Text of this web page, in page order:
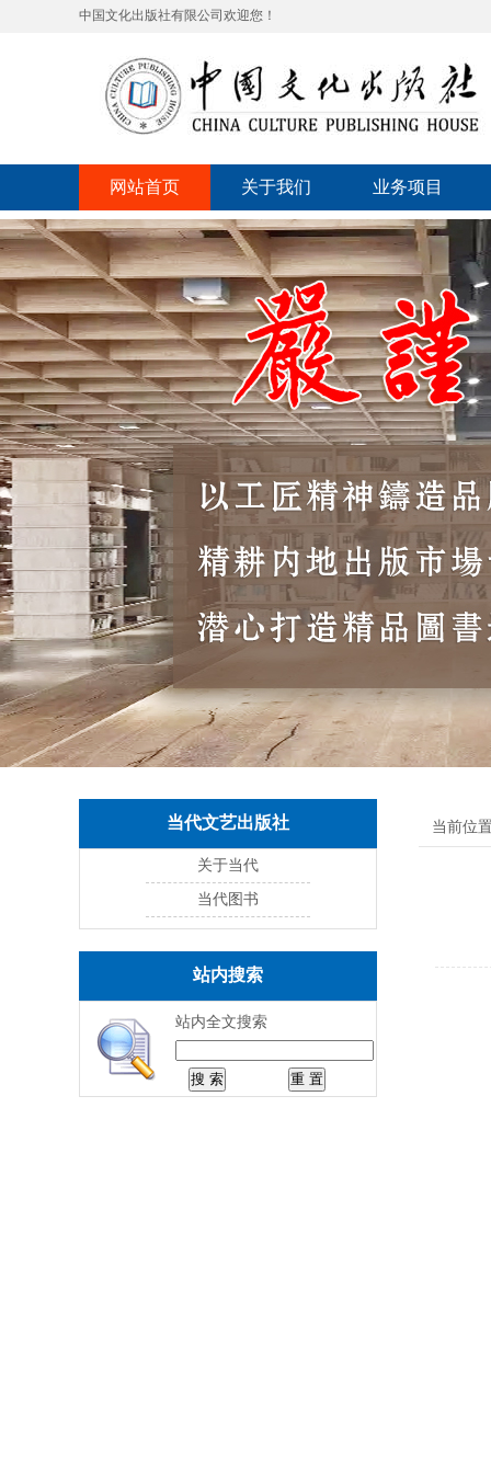
中国文化出版社有限公司欢迎您！
网站首页 关于我们 业务项目
当代文艺出版社
关于当代
当代图书
站内搜索
站内全文搜索
当前位